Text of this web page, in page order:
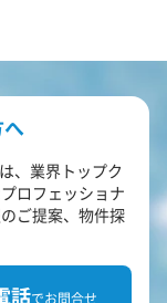
、業界トップク
ロフェッショナ
ご提案、物件探
話